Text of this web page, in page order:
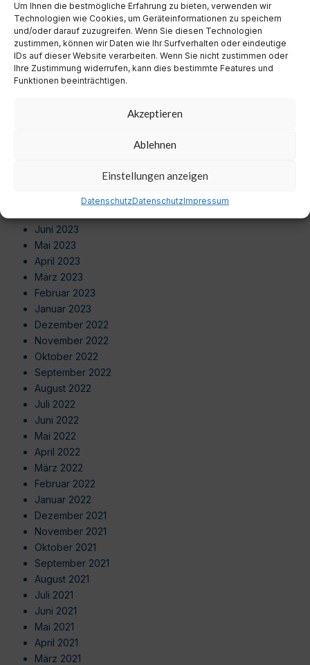
Um Ihnen die bestmögliche Erfahrung zu bieten, verwenden wir
Technologien wie Cookies, um Geräteinformationen zu speichern
und/oder darauf zuzugreifen. Wenn Sie diesen Technologien
zustimmen, können wir Daten wie Ihr Surfverhalten oder eindeutige
IDs auf dieser Website verarbeiten. Wenn Sie nicht zustimmen oder
Ihre Zustimmung widerrufen, kann dies bestimmte Features und
Funktionen beeinträchtigen.
Akzeptieren
Ablehnen
Einstellungen anzeigen
DatenschutzDatenschutzImpressum
August 2024
Juli 2024
Juni 2024
Mai 2024
April 2024
März 2024
September 2023
August 2023
Juni 2023
Mai 2023
April 2023
März 2023
Februar 2023
Januar 2023
Dezember 2022
November 2022
Oktober 2022
September 2022
August 2022
Juli 2022
Juni 2022
Mai 2022
April 2022
März 2022
Februar 2022
Januar 2022
Dezember 2021
November 2021
Oktober 2021
September 2021
August 2021
Juli 2021
Juni 2021
Mai 2021
April 2021
März 2021